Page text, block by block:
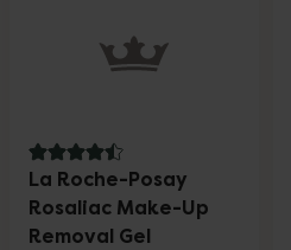
4.5 av 5 i omdöme
La Roche-Posay
Rosaliac Make-Up
Removal Gel